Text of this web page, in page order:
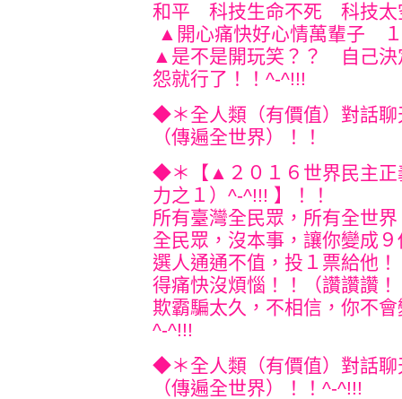
和平 科技生命不死 科技
▲開心痛快好心情萬輩子
▲是不是開玩笑？？ 自己
怨就行了！！^-^!!!
◆＊全人類（有價值）對話
（傳遍全世界）！！
◆＊【▲２０１６世界民主正
力之１）^-^!!! 】！！
所有臺灣全民眾，所有全世界
全民眾，沒本事，讓你變成
選人通通不值，投１票給他
得痛快沒煩惱！！（讚讚讚
欺霸騙太久，不相信，你不
^-^!!!
◆＊全人類（有價值）對話
（傳遍全世界）！！^-^!!!